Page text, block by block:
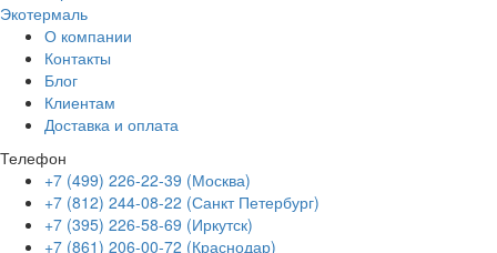
Экотермаль
О компании
Контакты
Блог
Клиентам
Доставка и оплата
Телефон
+7 (499) 226-22-39 (Москва)
+7 (812) 244-08-22 (Санкт Петербург)
+7 (395) 226-58-69 (Иркутск)
+7 (861) 206-00-72 (Краснодар)